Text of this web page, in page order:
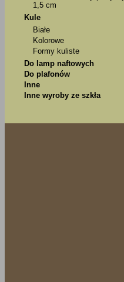
1,5 cm
Kule
Białe
Kolorowe
Formy kuliste
Do lamp naftowych
Do plafonów
Inne
Inne wyroby ze szkła